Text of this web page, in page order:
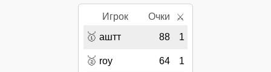
Игрок Очки ⚔
🥇 аштт 88 1
🥈 roy 64 1